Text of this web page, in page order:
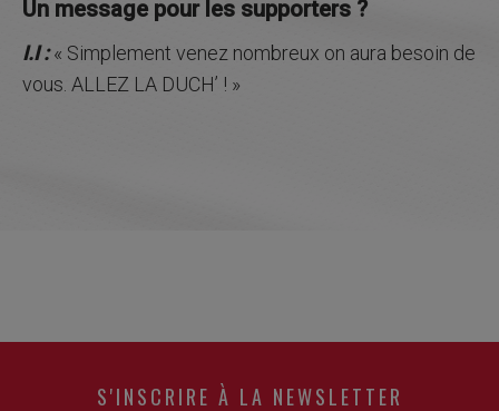
Un message pour les supporters ?
I.I :« Simplement venez nombreux on aura besoin de
vous. ALLEZ LA DUCH’ ! »
S'INSCRIRE À LA NEWSLETTER